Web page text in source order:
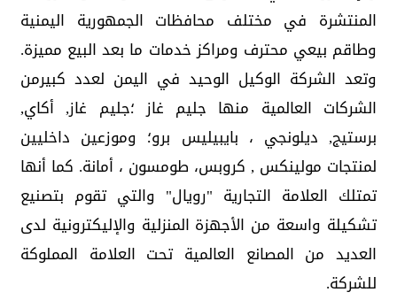
المنتشرة في مختلف محافظات الجمهورية اليمنية
وطاقم بيعي محترف ومراكز خدمات ما بعد البيع مميزة.
وتعد الشركة الوكيل الوحيد في اليمن لعدد كبيرمن
الشركات العالمية منها جليم غاز ؛جليم غاز, أكاي,
برستيج, ديلونجي ، بايبيليس برو؛ وموزعين داخليين
لمنتجات مولينكس , كروبس، طومسون ، أمانة. كما أنها
تمتلك العلامة التجارية "رويال" والتي تقوم بتصنيع
تشكيلة واسعة من الأجهزة المنزلية والإليكترونية لدى
العديد من المصانع العالمية تحت العلامة المملوكة
للشركة.